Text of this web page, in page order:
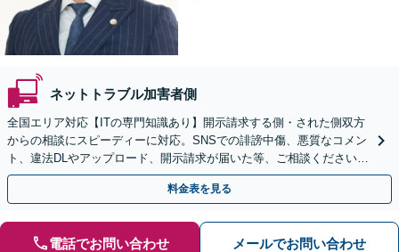
ネットトラブル加害者側
全国エリア対応【ITの専門知識あり】開示請求する側・された側双方
からの相談にスピーディーに対応。SNSでの誹謗中傷、悪質なコメン
ト、違法DLやアップロード、開示請求が届いた等、ご相談ください
【WEB面談OK&解決実績豊富】【千葉中央駅4分】
料金表を見る
電話でお問い合わせ メールでお問い合わせ